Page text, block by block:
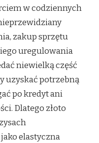
w codziennych
zakup sprzętu
uregulowania
niewielką część
uzyskać potrzebną
po kredyt ani
Dlatego złoto
elastyczna